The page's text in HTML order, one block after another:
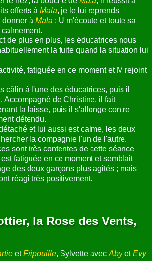
offerts à Mala, je le lui reprends
donner à Mala : U m'écoute et toute sa
de plus en plus, les éducatrices nous
la fuite quand la situation lui
fatiguée en ce moment et M rejoint
câlin à l'une des éducatrices, puis il
. Accompagné de Christine, il fait
la laisse, puis il s'allonge contre
détendu.
et lui aussi est calme, les deux
la compagnie l'un de l'autre.
sont très contentes de cette séance
fatiguée en ce moment et semblait
des deux garçons plus agités ; mais
réagi très positivement.
la Rose des Vents,
etFripouille, Sylvette avec AbyetEvy